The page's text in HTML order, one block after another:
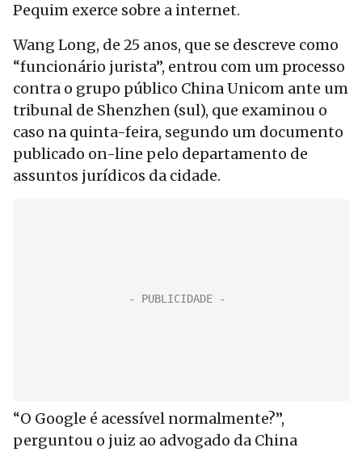
Pequim exerce sobre a internet.
Wang Long, de 25 anos, que se descreve como
“funcionário jurista”, entrou com um processo
contra o grupo público China Unicom ante um
tribunal de Shenzhen (sul), que examinou o
caso na quinta-feira, segundo um documento
publicado on-line pelo departamento de
assuntos jurídicos da cidade.
“O Google é acessível normalmente?”,
perguntou o juiz ao advogado da China